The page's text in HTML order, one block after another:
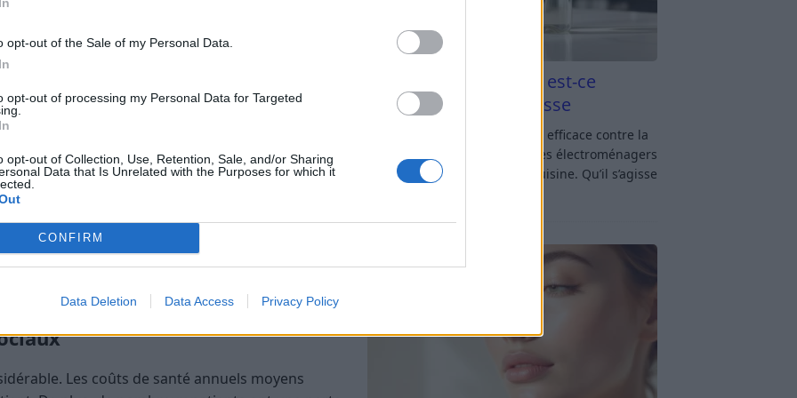
opt-out of the Sale of my Personal Data.
opt-out of processing my Personal Data for Targeted
opt-out of Collection, Use, Retention, Sale, and/or Sharing
Data that Is Unrelated with the Purposes for which it
CONFIRM
Data Deletion Data Access Privacy Policy
car ses symptômes imitent ceux d’autres
le diagnostiquer ; les médecins se basent sur un
et de tests de laboratoire​. Bien qu’il
divers traitements peuvent aider à
de nombreuses personnes parviennent à
de travailler avec son médecin, de prendre
son état. Apprendre à reconnaître les
prendre des mesures pour les gérer est crucial.
une bonne alimentation, lagestion du
une activité physique modérée​.
Les coûts de santé annuels moyens
Vinaigre blanc et four est-ce
efficace contre la graisse
Vinaigre blanc et four : est-ce efficace contre la
graisse ? Le four fait partie des électroménagers
les plus sollicités dans une cuisine. Qu’il s’agisse